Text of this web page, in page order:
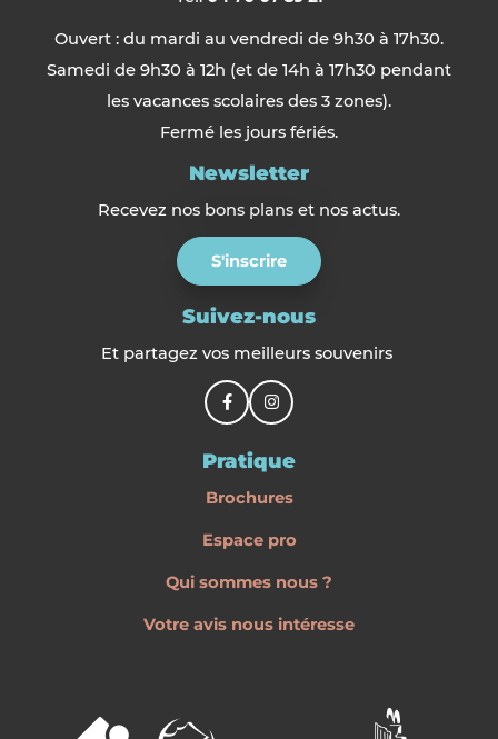
Ouvert : du mardi au vendredi de 9h30 à 17h30.
Samedi de 9h30 à 12h (et de 14h à 17h30 pendant
les vacances scolaires des 3 zones).
Fermé les jours fériés.
Newsletter
Recevez nos bons plans et nos actus.
S'inscrire
Suivez-nous
Et partagez vos meilleurs souvenirs
Pratique
Brochures
Espace pro
Qui sommes nous ?
Votre avis nous intéresse